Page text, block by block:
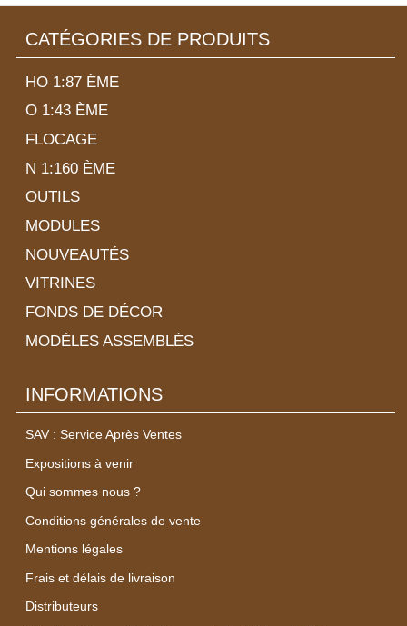
CATÉGORIES DE PRODUITS
HO 1:87 ÈME
O 1:43 ÈME
FLOCAGE
N 1:160 ÈME
OUTILS
MODULES
NOUVEAUTÉS
VITRINES
FONDS DE DÉCOR
MODÈLES ASSEMBLÉS
INFORMATIONS
SAV : Service Après Ventes
Expositions à venir
Qui sommes nous ?
Conditions générales de vente
Mentions légales
Frais et délais de livraison
Distributeurs